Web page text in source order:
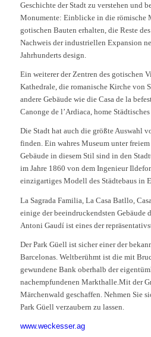
Geschichte der Stadt zu verstehen und
Monumente: Einblicke in die römische
gotischen Bauten erhalten, die Reste
Nachweis der industriellen Expansion
Jahrhunderts design.
Ein weiterer der Zentren des gotischen
Kathedrale, die romanische Kirche von
andere Gebäude wie die Casa de la
Canonge de l’Ardiaca, home
Die Stadt hat auch die größte Auswahl
finden. Ein wahres Museum unter
Gebäude in diesem Stil sind in den
im Jahre 1860 von dem Ingenieur
einzigartiges Modell des Städtebaus in
La Sagrada Familia, La Casa Batllo,
einige der beeindruckendsten Gebäude
Antoni Gaudí ist eines der
Der Park Güell ist sicher einer der
Barcelonas. Weltberühmt ist die mit
gewundene Bank oberhalb der
nachempfundenen Markthalle.Mit der
Märchenwald geschaffen. Nehmen Sie
Park Güell verzaubern zu lassen.
www.weckesser.ag